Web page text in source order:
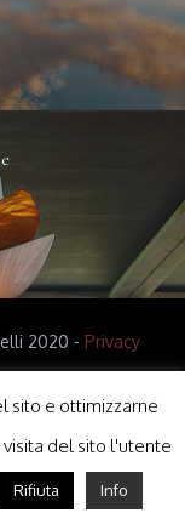
2020 - Privacy
sito e ottimizzarne
del sito l'utente
Rifiuta Info